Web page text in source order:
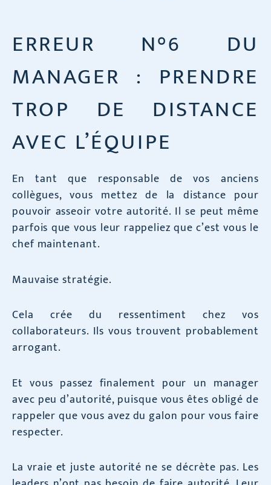
ERREUR N°6 DU
MANAGER : PRENDRE
TROP DE DISTANCE
AVEC L’ÉQUIPE
En tant que responsable de vos anciens
collègues, vous mettez de la distance pour
pouvoir asseoir votre autorité. Il se peut même
parfois que vous leur rappeliez que c’est vous le
chef maintenant.
Mauvaise stratégie.
Cela crée du ressentiment chez vos
collaborateurs. Ils vous trouvent probablement
arrogant.
Et vous passez finalement pour un manager
avec peu d’autorité, puisque vous êtes obligé de
rappeler que vous avez du galon pour vous faire
respecter.
La vraie et juste autorité ne se décrète pas. Les